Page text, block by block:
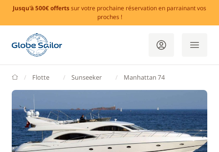
Jusqu'à 500€ offertssur votre prochaine réservation en parrainant vos
proches !
GlobeSailor
Flotte Sunseeker Manhattan 74